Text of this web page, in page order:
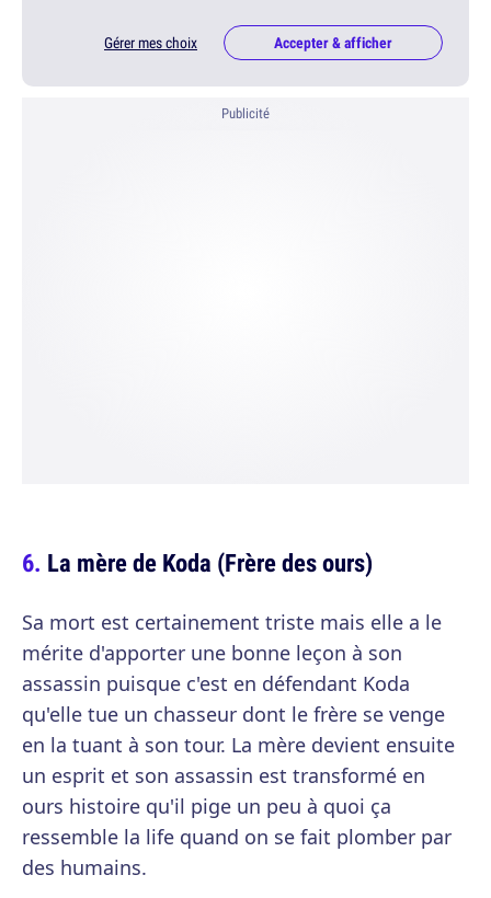
Gérer mes choix Accepter & afficher
Publicité
La mère de Koda (Frère des ours)
Sa mort est certainement triste mais elle a le
mérite d'apporter une bonne leçon à son
assassin puisque c'est en défendant Koda
qu'elle tue un chasseur dont le frère se venge
en la tuant à son tour. La mère devient ensuite
un esprit et son assassin est transformé en
ours histoire qu'il pige un peu à quoi ça
ressemble la life quand on se fait plomber par
des humains.